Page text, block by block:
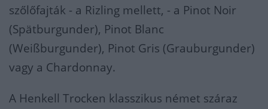
szőlőfajták - a Rizling mellett, - a Pinot Noir
(Spätburgunder), Pinot Blanc
(Weißburgunder), Pinot Gris (Grauburgunder)
vagy a Chardonnay.
A Henkell Trocken klasszikus német száraz